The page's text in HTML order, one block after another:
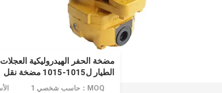
الطيار ل1015-1015 مضخة نقل
MOQ：حاسب شخصي 1